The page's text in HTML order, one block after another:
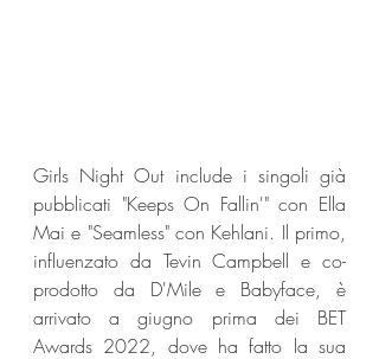
Girls Night Out include i singoli già
pubblicati "Keeps On Fallin'" con Ella
Mai e "Seamless" con Kehlani. Il primo,
influenzato da Tevin Campbell e co-
prodotto da D'Mile e Babyface, è
arrivato a giugno prima dei BET
Awards 2022, dove ha fatto la sua